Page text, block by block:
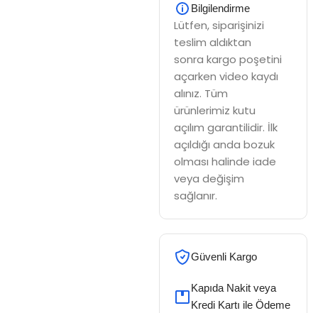
Bilgilendirme
Lütfen, siparişinizi
teslim aldıktan
sonra kargo poşetini
açarken video kaydı
alınız. Tüm
ürünlerimiz kutu
açılım garantilidir. İlk
açıldığı anda bozuk
olması halinde iade
veya değişim
sağlanır.
Güvenli Kargo
Kapıda Nakit veya
Kredi Kartı ile Ödeme